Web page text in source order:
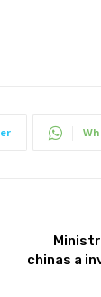
chinas a